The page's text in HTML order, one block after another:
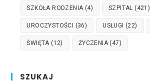
SZKOŁA RODZENIA(4) SZPITAL (421)
UROCZYSTOŚCI (36) USŁUGI (22)
ŚWIĘTA(12) ŻYCZENIA(47)
SZUKAJ